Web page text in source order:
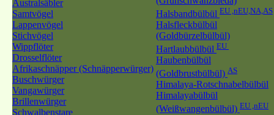
Australsäbler
Samtvögel
Lappenvögel
Stichvögel
Wippflöter
Drosselflöter
Afrikaschnäpper (Schnäpperwürger)
Buschwürger
Vangawürger
Brillenwürger
Schwalbenstare
Halsbandbülbül EU ,nEU,NA,AS
Halsfleckbülbül
(Goldbürzelbülbül)
Hartlaubbülbül EU
Haubenbülbül
(Goldbrustbülbül) AS
Himalaya-Rotschnabelbülbül
Himalayabülbül
(Weißwangenbülbül) EU ,nEU